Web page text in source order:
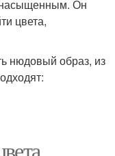
насыщенным. Он
цвета,
нюдовый образ, из